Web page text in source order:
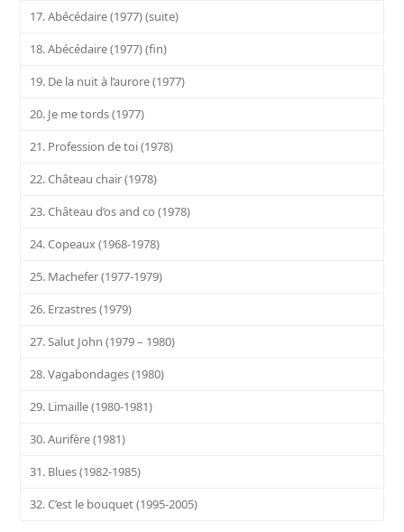
17. Abécédaire (1977) (suite)
18. Abécédaire (1977) (fin)
19. De la nuit à l’aurore (1977)
20. Je me tords (1977)
21. Profession de toi (1978)
22. Château chair (1978)
23. Château d’os and co (1978)
24. Copeaux (1968-1978)
25. Machefer (1977-1979)
26. Erzastres (1979)
27. Salut John (1979 – 1980)
28. Vagabondages (1980)
29. Limaille (1980-1981)
30. Aurifère (1981)
31. Blues (1982-1985)
32. C’est le bouquet (1995-2005)